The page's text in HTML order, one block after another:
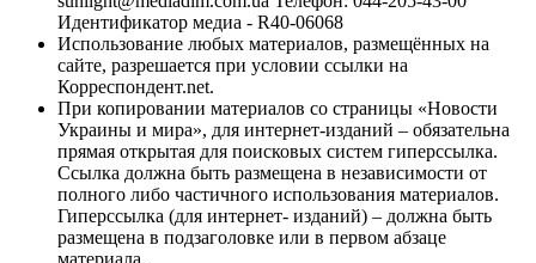
Идентификатор медиа - R40-06068
Использование любых материалов, размещённых на
сайте, разрешается при условии ссылки на
Корреспондент.net.
При копировании материалов со страницы «Новости
Украины и мира», для интернет-изданий – обязательна
прямая открытая для поисковых систем гиперссылка.
Ссылка должна быть размещена в независимости от
полного либо частичного использования материалов.
Гиперссылка (для интернет- изданий) – должна быть
размещена в подзаголовке или в первом абзаце